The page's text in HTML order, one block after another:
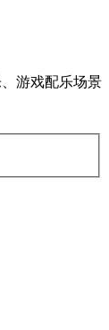
游戏配乐场景